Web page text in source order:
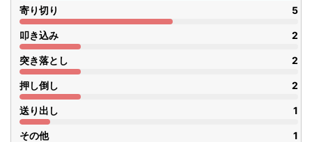
寄り切り 5
叩き込み 2
突き落とし 2
押し倒し 2
送り出し 1
その他 1